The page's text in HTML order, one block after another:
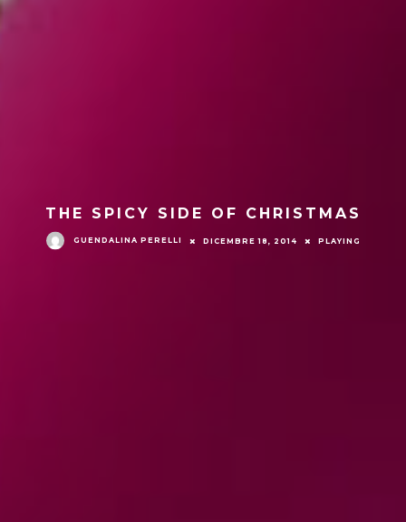
THE SPICY SIDE OF CHRISTMAS
GUENDALINA PERELLI DICEMBRE 18, 2014 PLAYING